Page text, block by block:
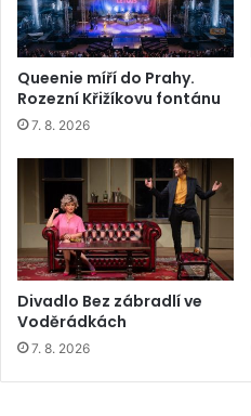
Queenie míří do Prahy.
Rozezní Křižíkovu fontánu
7. 8. 2026
Divadlo Bez zábradlí ve
Voděrádkách
7. 8. 2026